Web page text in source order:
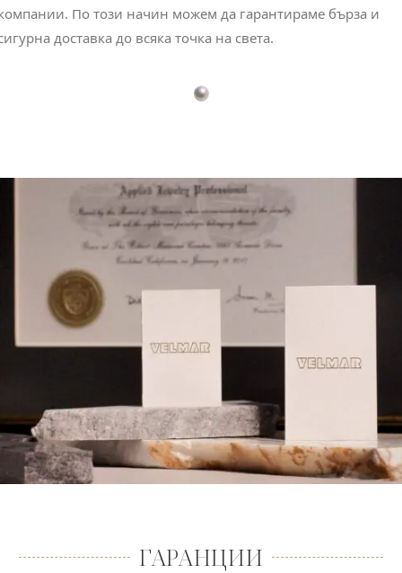
По този начин можем да гарантираме бърза и
доставка до всяка точка на света.
ГАРАНЦИИ